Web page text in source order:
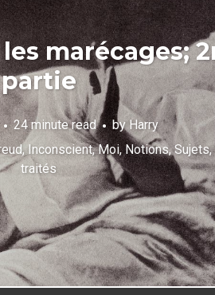
marécages;
partie
24 minute read byHarry
,Inconscient,Moi,Notions,Sujets,
traités